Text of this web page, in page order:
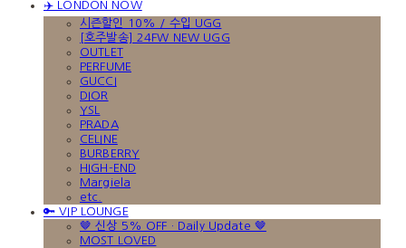
✈️ LONDON NOW
시즌할인 10% / 수입 UGG
[호주발송] 24FW NEW UGG
OUTLET
PERFUME
GUCCI
DIOR
YSL
PRADA
CELINE
BURBERRY
HIGH-END
Margiela
etc.
🔑 VIP LOUNGE
🤎 신상 5% OFF · Daily Update 🤎
MOST LOVED